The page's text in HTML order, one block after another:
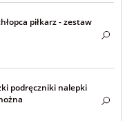
piłkarz - zestaw
podręczniki nalepki